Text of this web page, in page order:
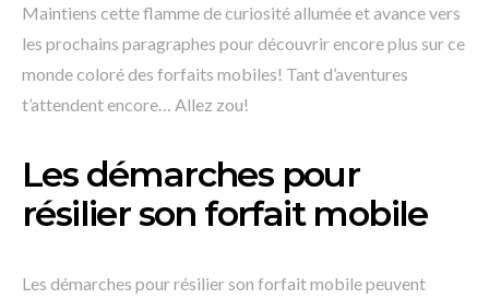
Maintiens cette flamme de curiosité allumée et avance vers
les prochains paragraphes pour découvrir encore plus sur ce
monde coloré des forfaits mobiles! Tant d’aventures
t’attendent encore… Allez zou!
Les démarches pour
résilier son forfait mobile
Les démarches pour résilier son forfait mobile peuvent